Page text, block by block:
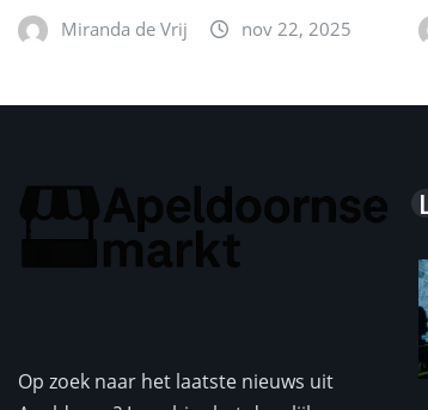
Miranda de Vrij nov 22, 2025
Op zoek naar het laatste nieuws uit